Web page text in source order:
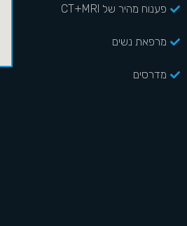
פענוח מהיר של CT+MRI
מרפאת נשים
מדרסים